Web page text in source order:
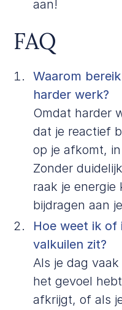
aan!
FAQ
Waarom
harder werk?
Omdat harder
dat je reactief
op je afkomt,
Zonder
raak je energie
bijdragen aan
Hoe weet ik of
valkuilen zit?
Als je dag vaak
het gevoel
afkrijgt, of als